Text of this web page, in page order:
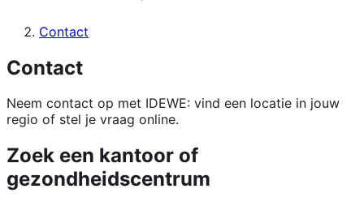
Contact
Contact
Neem contact op met IDEWE: vind een locatie in jouw
regio of stel je vraag online.
Zoek een kantoor of
gezondheidscentrum